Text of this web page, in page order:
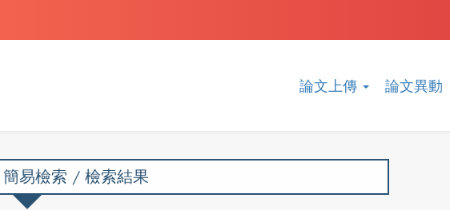
論文上傳 論文異動
簡易檢索 / 檢索結果